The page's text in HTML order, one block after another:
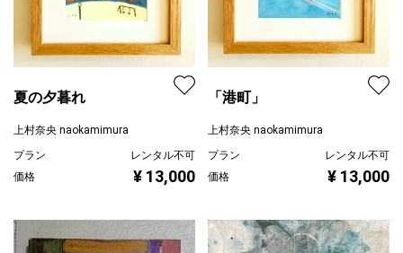
夏の夕暮れ
上村奈央 naokamimura
プラン
レンタル不可
価格
¥ 13,000
「港町」
上村奈央 naokamimura
プラン
レンタル不可
価格
¥ 13,000